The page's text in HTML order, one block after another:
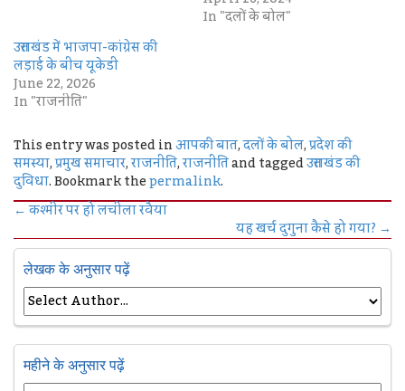
In "दलों के बोल"
उत्तराखंड में भाजपा-कांग्रेस की
लड़ाई के बीच यूकेडी
June 22, 2026
In "राजनीति"
This entry was posted inआपकी बात,दलों के बोल,प्रदेश की
समस्या,प्रमुख समाचार,राजनीति,राजनीतिand taggedउत्तराखंड की
दुविधा. Bookmark thepermalink.
←कश्मीर पर हो लचीला रवैया
यह खर्च दुगुना कैसे हो गया? →
लेखक के अनुसार पढ़ें
महीने के अनुसार पढ़ें